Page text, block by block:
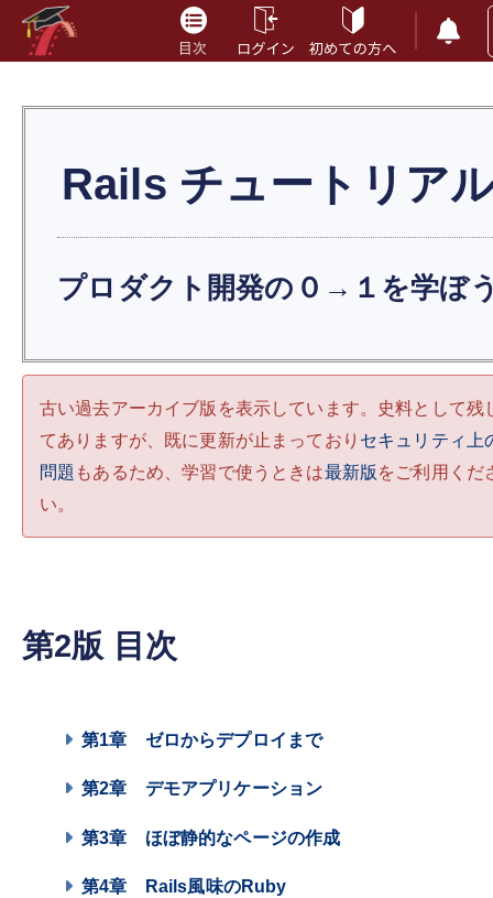
Rails チュートリア
プロダクト開発の０→１を学ぼ
古い過去アーカイブ版を表示しています。史料として残
てありますが、既に更新が止まっており セキュリティ上
問題 もあるため、学習で使うときは最新版 をご利用くだ
い。
第2版 目次
第1章 ゼロからデプロイまで
第2章 デモアプリケーション
第3章 ほぼ静的なページの作成
第4章 Rails風味のRuby